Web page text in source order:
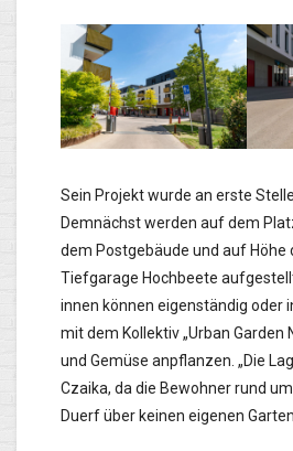
Sein Projekt wurde an erste
Demnächst werden auf dem
dem Postgebäude und auf Höhe
Tiefgarage Hochbeete
innen können eigenständig oder
mit dem Kollektiv „Urban Garden
und Gemüse anpflanzen. „Die
Czaika, da die Bewohner rund
Duerf über keinen eigenen